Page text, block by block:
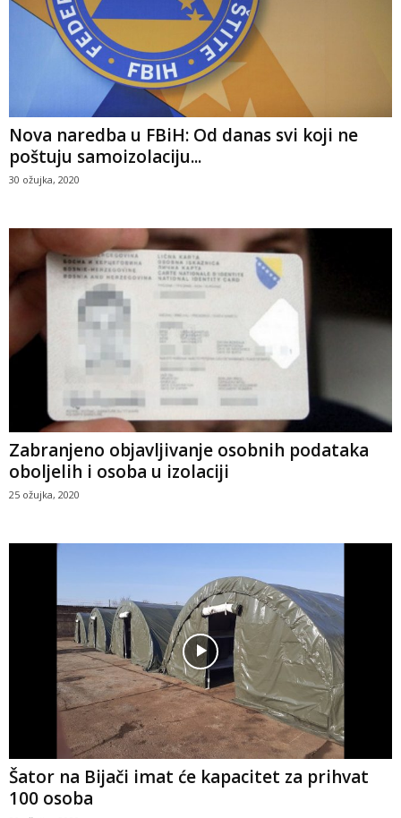
Nova naredba u FBiH: Od danas svi koji ne
poštuju samoizolaciju...
30 ožujka, 2020
Zabranjeno objavljivanje osobnih podataka
oboljelih i osoba u izolaciji
25 ožujka, 2020
Šator na Bijači imat će kapacitet za prihvat
100 osoba